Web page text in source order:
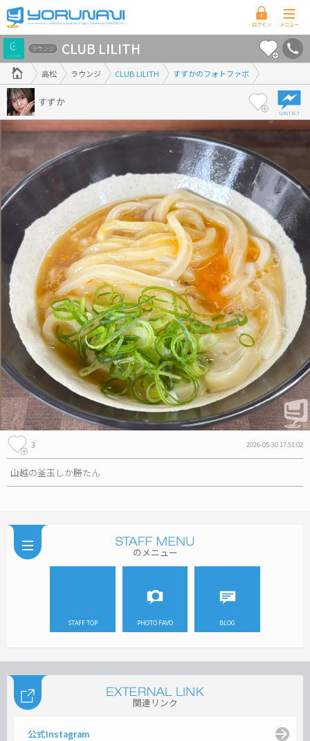
香
川
県
版
高松 ラウンジ CLUB LILITH すずかのフォトファボ
ラウンジ CLUB LILITH
すずか
3 2026-05-30 17:51:02
山越の釜玉しか勝たん
のメニュー
STAFF TOP PHOTO FAVO BLOG
関連リンク
公式Instagram